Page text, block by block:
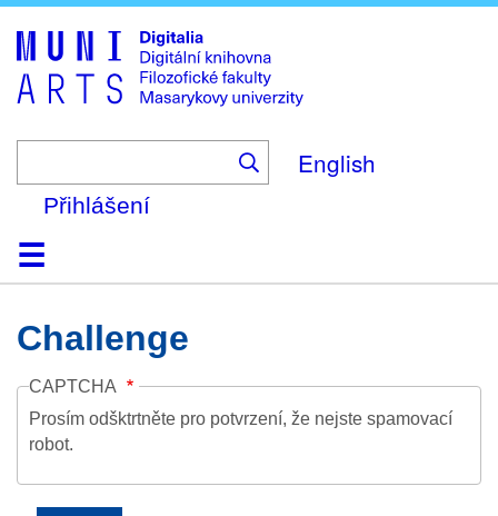
to
main
content
English
Přihlášení
DomůKolekce
Prohlížení
Vyhledávání
O platformě
Nápověda
KontaktDigitalia
Challenge
CAPTCHA
Prosím odšktrtněte pro potvrzení, že nejste spamovací
robot.